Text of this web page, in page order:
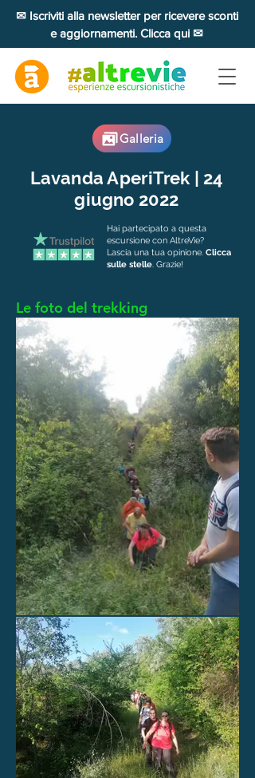
✉ Iscriviti alla newsletter per ricevere sconti
e aggiornamenti. Clicca qui ✉
Galleria
Lavanda AperiTrek | 24
giugno 2022
Hai partecipato a questa
escursione con AltreVie?
Lascia una tua opinione. Clicca
sulle stelle. Grazie!
Le foto del trekking